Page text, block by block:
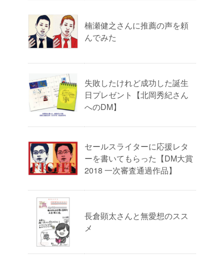
楠瀬健之さんに推薦の声を頼
んでみた
失敗したけれど成功した誕生
日プレゼント【北岡秀紀さん
へのDM】
セールスライターに応援レタ
ーを書いてもらった【DM大賞
2018 一次審査通過作品】
長倉顕太さんと無愛想のスス
メ